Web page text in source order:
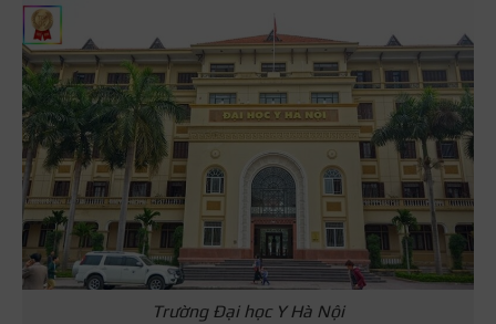
Trường Đại học Y Hà Nội